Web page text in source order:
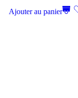
Ajouter au panier